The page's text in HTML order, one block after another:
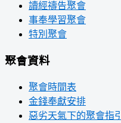
讀經禱告聚會
事奉學習聚會
特別聚會
聚會資料
聚會時間表
金錢奉獻安排
惡劣天氣下的聚會指引